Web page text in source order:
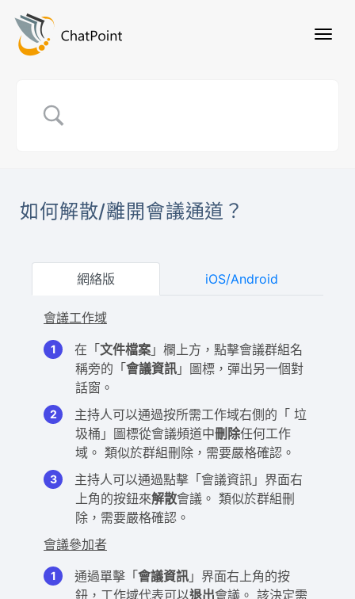
如何解散/離開會議通道？
網絡版 iOS/Android
會議工作域
在「 文件檔案 」欄上方，點擊會議群組名
稱旁的「 會議資訊 」圖標，彈出另一個對
話窗。
主持人可以通過按所需工作域右側的「 垃
圾桶」圖標從會議頻道中刪除任何工作
域。 類似於群組刪除，需要嚴格確認。
主持人可以通過點擊「會議資訊」界面右
上角的按鈕來解散會議。 類似於群組刪
除，需要嚴格確認。
會議參加者
通過單擊「 會議資訊 」界面右上角的按
鈕，工作域代表可以退出會議。 該決定需